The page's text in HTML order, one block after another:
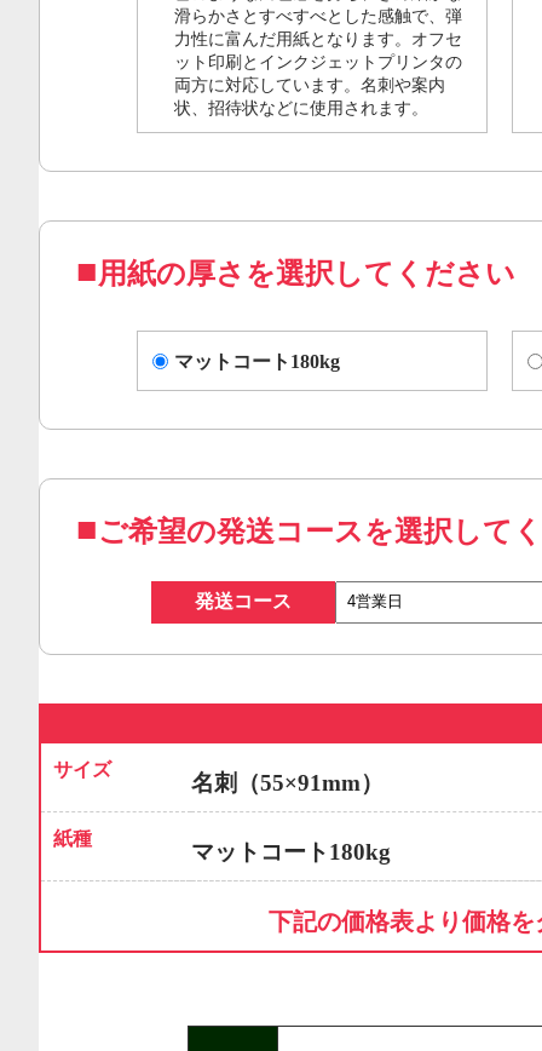
滑らかさとすべすべとした感触で、弾
力性に富んだ用紙となります。オフセ
ット印刷とインクジェットプリンタの
両方に対応しています。名刺や案内
状、招待状などに使用されます。
用紙の厚さを選択してください
マットコート180kg
ご希望の発送コースを選択して
発送コース
サイズ
名刺（55×91mm）
紙種
マットコート180kg
下記の価格表より価格